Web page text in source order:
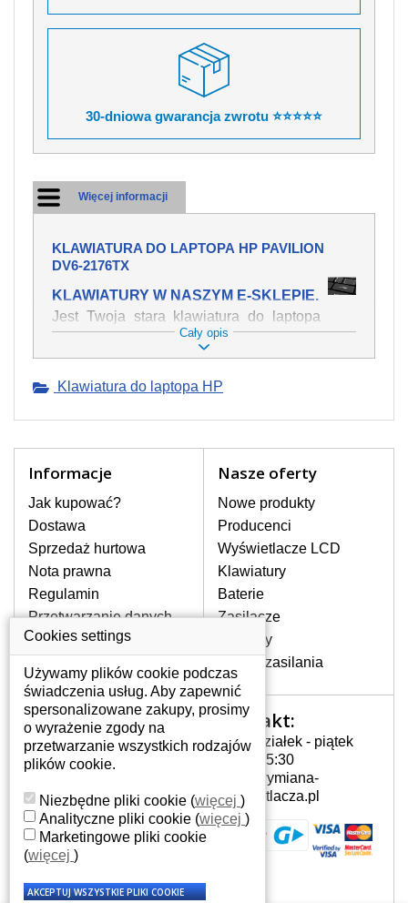
30-dniowa gwarancja zwrotu ⭐⭐⭐⭐⭐
Więcej informacji
KLAWIATURA DO LAPTOPA HP PAVILION
DV6-2176TX
KLAWIATURY W NASZYM E-SKLEPIE.
Jest Twoja stara klawiatura do laptopa
HP Pavilion dv6-2176tx mechanicznie
uszkodzona, polałeś ją płynem, który
swojej pozycji? Kup nową klawiaturę,
Oferujemy oryginalne klawiatury w
stronie internetowej ją znajdziesz za
pomocy wyszukiwarki. Wystarczy znać
model laptopa. Przy każdej klawiaturze
nie może brakować szczególowe zdjęcie
do aktualnego stanu naszego magazynu.
W JAKI SPOSÓB MOŻE SIĘ
PRZEJAWIAĆ USTERKA
Częstymi objawami są pomijanie liter
czy wyświetlanie innych liter oraz
dublowanie tych samych znaków. W
przypadku podlicia klawisze nie
powrócą do pierwotnej pozycji. Albo
też uszkodzenie mechaniczne, np.
JAK TO DZIAŁA?
Klawiatura składa się z kilku
warstw folii, z których przewodzą
przewodzące warstwy.
Cały opis
Klawiatura do laptopa HP
Informacje
Jak kupować?
Dostawa
Sprzedaż hurtowa
Nota prawna
Regulamin
Przetwarzanie danych
osobowych
Gdzie nas znajdziesz
Nasze oferty
Nowe produkty
Producenci
Wyświetlacze LCD
Klawiatury
Baterie
Zasilacze
Zawiasy
Złącza zasilania
Twoje konto
Twoje konto
Dane osobowe
Adresy
Historia zamówień
Kontakt:
Poniedziałek - piątek
7:00 - 15:30
info@wymiana-
wyswietlacza.pl
Cookies settings
Używamy plików cookie podczas
świadczenia usług. Aby zapewnić
spersonalizowane zakupy, prosimy
o wyrażenie zgody na
przetwarzanie wszystkich rodzajów
plików cookie.
Niezbędne pliki cookie (więcej )
Analityczne pliki cookie (więcej )
Marketingowe pliki cookie
(więcej )